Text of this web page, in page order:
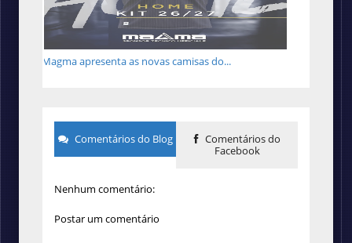
Magma apresenta as novas camisas do...
Comentários do Blog
Comentários do
Facebook
Nenhum comentário:
Postar um comentário